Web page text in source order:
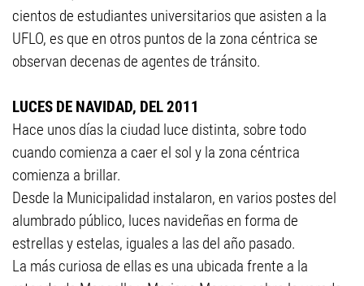
cientos de estudiantes universitarios que asisten a la
UFLO, es que en otros puntos de la zona céntrica se
observan decenas de agentes de tránsito.
LUCES DE NAVIDAD, DEL 2011
Hace unos días la ciudad luce distinta, sobre todo
cuando comienza a caer el sol y la zona céntrica
comienza a brillar.
Desde la Municipalidad instalaron, en varios postes del
alumbrado público, luces navideñas en forma de
estrellas y estelas, iguales a las del año pasado.
La más curiosa de ellas es una ubicada frente a la